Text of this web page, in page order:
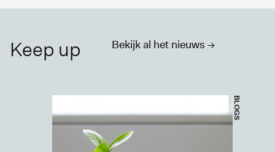
Keep up Bekijk al het nieuws ->
BLOGS